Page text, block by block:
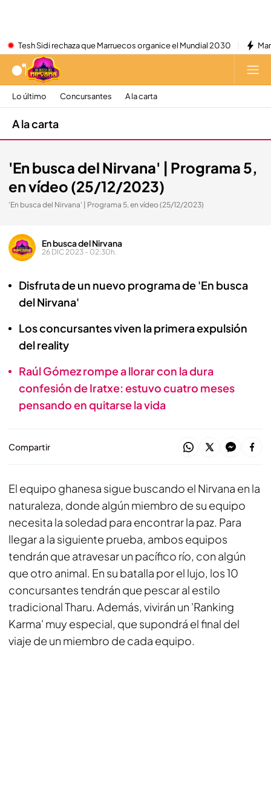
Tesh Sidi rechaza que Marruecos organice el Mundial 2030
Lo último Concursantes A la carta
A la carta
'En busca del Nirvana' | Programa 5,
en vídeo (25/12/2023)
'En busca del Nirvana' | Programa 5, en vídeo (25/12/2023)
En busca del Nirvana
26 DIC 2023 - 02:30h.
Disfruta de un nuevo programa de 'En busca
del Nirvana'
Los concursantes viven la primera expulsión
del reality
Raúl Gómez rompe a llorar con la dura
confesión de Iratxe: estuvo cuatro meses
pensando en quitarse la vida
Compartir
El equipo ghanesa sigue buscando el Nirvana en la
naturaleza, donde algún miembro de su equipo
necesita la soledad para encontrar la paz. Para
llegar a la siguiente prueba, ambos equipos
tendrán que atravesar un pacífico río, con algún
que otro animal. En su batalla por el lujo, los 10
concursantes tendrán que pescar al estilo
tradicional Tharu. Además, vivirán un 'Ranking
Karma' muy especial, que supondrá el final del
viaje de un miembro de cada equipo.